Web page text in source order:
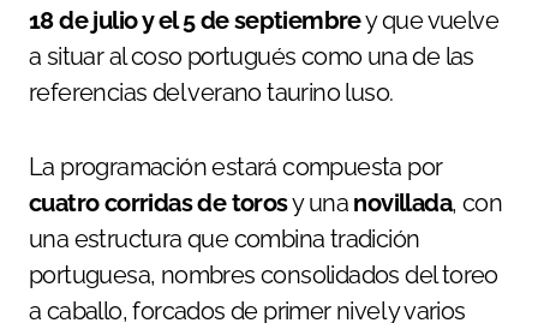
18 de julio y el 5 de septiembrey que vuelve
a situar al coso portugués como una de las
referencias del verano taurino luso.
La programación estará compuesta por
cuatro corridas de torosy una novillada, con
una estructura que combina tradición
portuguesa, nombres consolidados del toreo
a caballo, forcados de primer nivel y varios